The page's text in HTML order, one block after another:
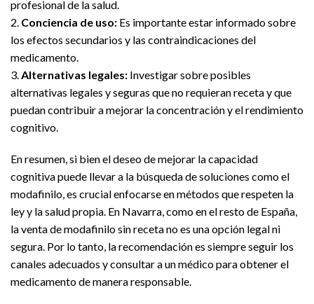
profesional de la salud.
2. Conciencia de uso: Es importante estar informado sobre
los efectos secundarios y las contraindicaciones del
medicamento.
3. Alternativas legales: Investigar sobre posibles
alternativas legales y seguras que no requieran receta y que
puedan contribuir a mejorar la concentración y el rendimiento
cognitivo.
En resumen, si bien el deseo de mejorar la capacidad
cognitiva puede llevar a la búsqueda de soluciones como el
modafinilo, es crucial enfocarse en métodos que respeten la
ley y la salud propia. En Navarra, como en el resto de España,
la venta de modafinilo sin receta no es una opción legal ni
segura. Por lo tanto, la recomendación es siempre seguir los
canales adecuados y consultar a un médico para obtener el
medicamento de manera responsable.